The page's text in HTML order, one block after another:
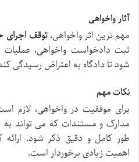
آثار واخواهی
مهم ترین اثر واخواهی،توقف اجرای
ثبت دادخواست واخواهی،
شود تا دادگاه به اعتراض رسیدگی
نکات مهم
برای موفقیت در واخواهی، لازم
مدارک و مستندات که می تواند
طور کامل و دقیق ذکر شود.
اهمیت زیادی برخوردار است.